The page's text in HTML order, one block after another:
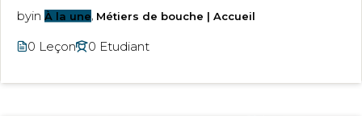
byin À la une, Métiers de bouche | Accueil
0 Leçon 0 Etudiant